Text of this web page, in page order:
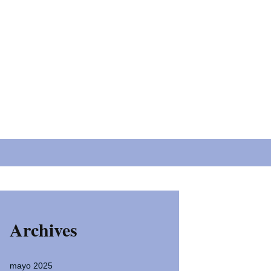
Archives
mayo 2025